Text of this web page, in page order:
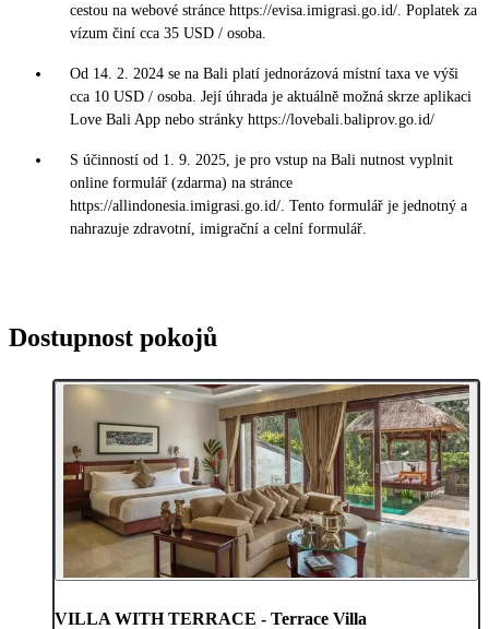
cestou na webové stránce https://evisa.imigrasi.go.id/. Poplatek za
vízum činí cca 35 USD / osoba.
Od 14. 2. 2024 se na Bali platí jednorázová místní taxa ve výši
cca 10 USD / osoba. Její úhrada je aktuálně možná skrze aplikaci
Love Bali App nebo stránky https://lovebali.baliprov.go.id/
S účinností od 1. 9. 2025, je pro vstup na Bali nutnost vyplnit
online formulář (zdarma) na stránce
https://allindonesia.imigrasi.go.id/. Tento formulář je jednotný a
nahrazuje zdravotní, imigrační a celní formulář.
Dostupnost pokojů
VILLA WITH TERRACE - Terrace Villa